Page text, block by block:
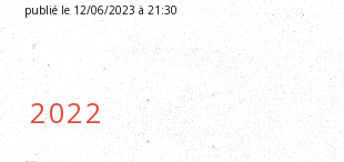
publié le 12/06/2023 à 21:30
2022